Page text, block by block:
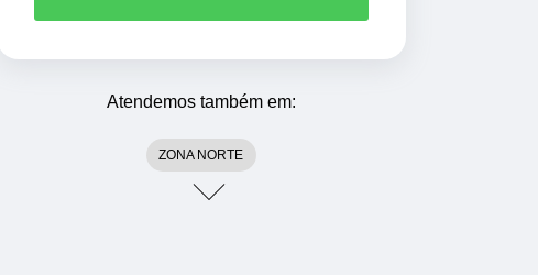
Atendemos também em:
ZONA NORTE